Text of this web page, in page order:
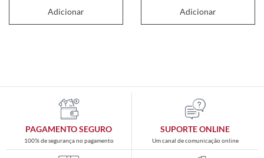
Adicionar Adicionar
PAGAMENTO SEGURO
100% de segurança no pagamento
SUPORTE ONLINE
Um canal de comunicação online